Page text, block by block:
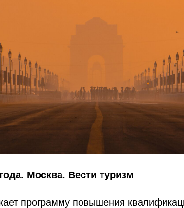
Москва. Вести туризм
программу повышения